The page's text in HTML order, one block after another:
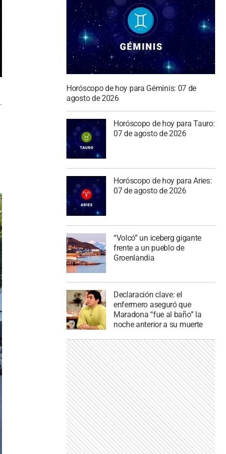
Horóscopo de hoy para Géminis: 07 de
agosto de 2026
Horóscopo de hoy para Tauro:
07 de agosto de 2026
Horóscopo de hoy para Aries:
07 de agosto de 2026
“Volcó” un iceberg gigante
frente a un pueblo de
Groenlandia
Declaración clave: el
enfermero aseguró que
Maradona “fue al baño” la
noche anterior a su muerte